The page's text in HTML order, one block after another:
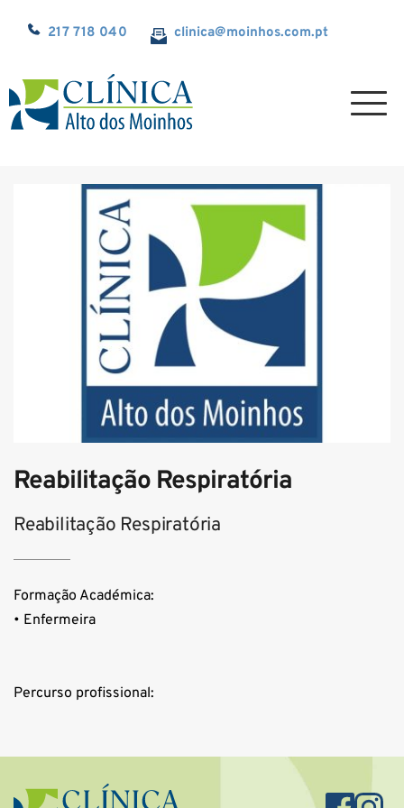
217 718 040 clinica@moinhos.com.pt
Reabilitação Respiratória
Reabilitação Respiratória
Formação Académica:
• Enfermeira
Percurso profissional: